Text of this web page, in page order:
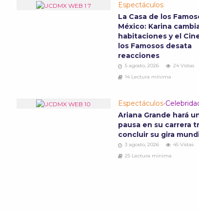
Espectáculos
La Casa de los
México: Karina
habitaciones y el
los Famosos desata
reacciones
5 agosto, 2026
24 Vistas
14 Lectura mínima
Espectáculos•
Ariana Grande hará
pausa en su carrera
concluir su gira
3 agosto, 2026
45 Vistas
25 Lectura mínima